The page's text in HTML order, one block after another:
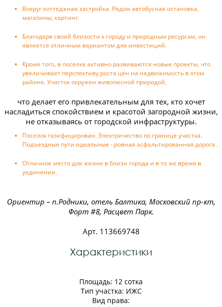
Вокруг коттеджная застройка. Рядом автобусная остановка,
магазины, картинг.
Благодаря своей близости к городу и природным ресурсам, он
является отличным вариантом для инвестиций.
Кроме того, в поселке активно развиваются новые проекты, что
увеличивает перспективу роста цен на недвижимость в этом
районе. Участок окружен живописной природой,
что делает его привлекательным для тех, кто хочет
насладиться спокойствием и красотой загородной жизни,
не отказываясь от городской инфраструктуры.
Поселок газифицирован. Электричество по границе участка.
Подъездные пути идеальные - ровная асфальтированная дорога .
Отличное место для жизни в близи города и в то же время в
уединении.
Opиeнтиp – п.Poдники, отель Балтикa, Mоcкoвcкий пр-кт,
Фоpт #8, Расцвет Парк.
Арт. 113669748
Характеристики
Площадь: 12 сотка
Тип участка: ИЖС
Вид права: